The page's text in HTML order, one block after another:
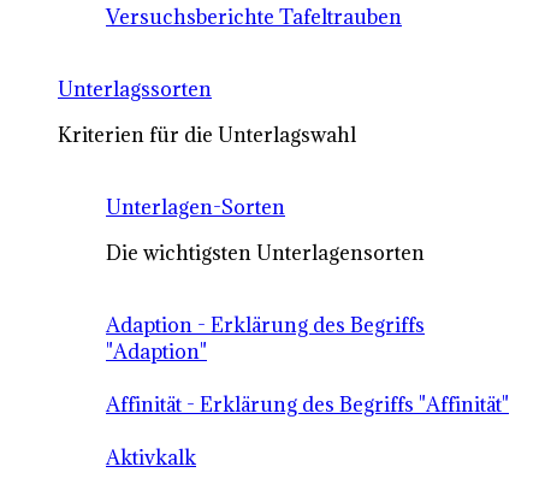
Versuchsberichte Tafeltrauben
Unterlagssorten
Kriterien für die Unterlagswahl
Unterlagen-Sorten
Die wichtigsten Unterlagensorten
Adaption - Erklärung des Begriffs
"Adaption"
Affinität - Erklärung des Begriffs "Affinität"
Aktivkalk